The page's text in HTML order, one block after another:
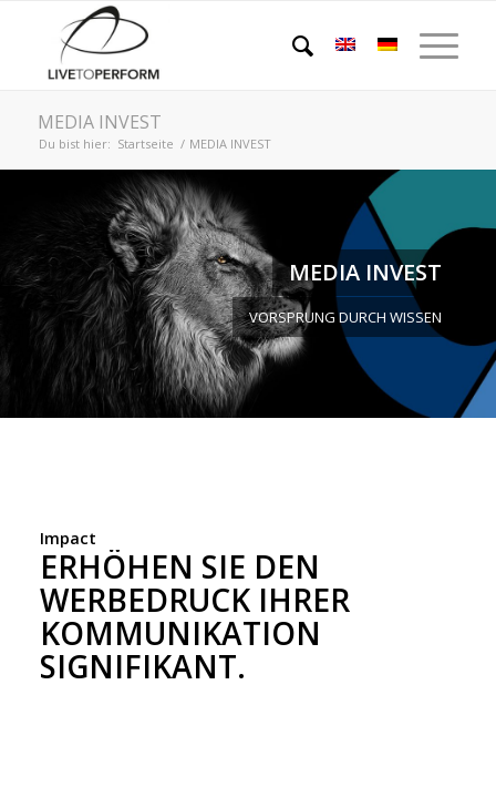
MEDIA INVEST
Du bist hier: Startseite / MEDIA INVEST
MEDIA INVEST
VORSPRUNG DURCH WISSEN
Impact
ERHÖHEN SIE DEN
WERBEDRUCK IHRER
KOMMUNIKATION
SIGNIFIKANT.